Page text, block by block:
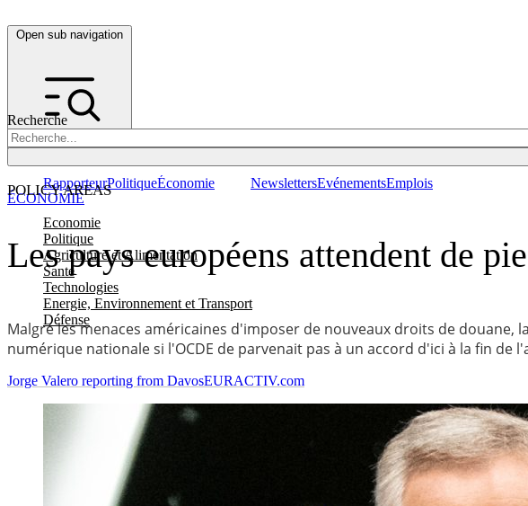
Open sub navigation
Recherche
POLICY AREAS
Economie
Politique
Agriculture et Alimentation
Santé
Technologies
Energie, Environnement et Transport
Défense
RapporteurPolitiqueÉconomie NewslettersEvénementsEmplois
Les pays européens attendent de
Malgré les menaces américaines d'imposer de nouveaux droits de
numérique nationale si l'OCDE de parvenait pas à un accord d'ici à la fin de
ÉCONOMIE
Jorge Valero reporting from DavosEURACTIV.com